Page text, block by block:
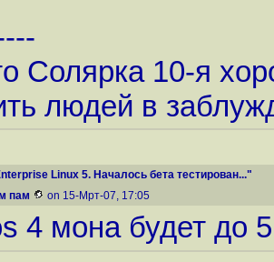
Солярка 10-я
людей в
Linux 5. Началось бета тестирован..."
пам on 15-Мрт-07, 17:05
4 мона будет до